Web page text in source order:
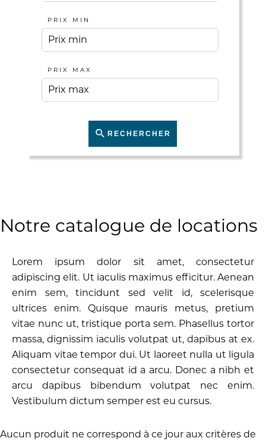
PRIX MIN
PRIX MAX
RECHERCHER
Notre catalogue de locations
Lorem ipsum dolor sit amet, consectetur
adipiscing elit. Ut iaculis maximus efficitur. Aenean
enim sem, tincidunt sed velit id, scelerisque
ultrices enim. Quisque mauris metus, pretium
vitae nunc ut, tristique porta sem. Phasellus tortor
massa, dignissim iaculis volutpat ut, dapibus at ex.
Aliquam vitae tempor dui. Ut laoreet nulla ut ligula
consectetur consequat id a arcu. Donec a nibh et
arcu dapibus bibendum volutpat nec enim.
Vestibulum dictum semper est eu cursus.
Aucun produit ne correspond à ce jour aux critères de